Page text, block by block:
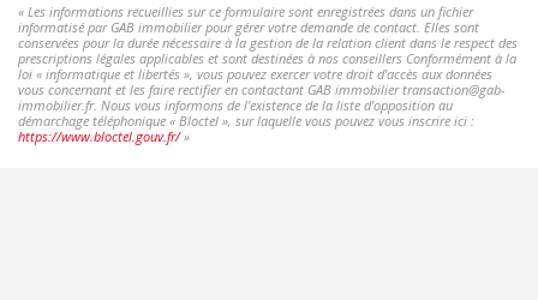
« Les informations recueillies sur ce formulaire sont enregistrées dans un fichier
informatisé par GAB immobilier pour gérer votre demande de contact. Elles sont
conservées pour la durée nécessaire à la gestion de la relation client dans le respect des
prescriptions légales applicables et sont destinées à nos conseillers Conformément à la
loi « informatique et libertés », vous pouvez exercer votre droit d'accès aux données
vous concernant et les faire rectifier en contactant GAB immobilier transaction@gab-
immobilier.fr. Nous vous informons de l'existence de la liste d'opposition au
démarchage téléphonique « Bloctel », sur laquelle vous pouvez vous inscrire ici :
https://www.bloctel.gouv.fr/»